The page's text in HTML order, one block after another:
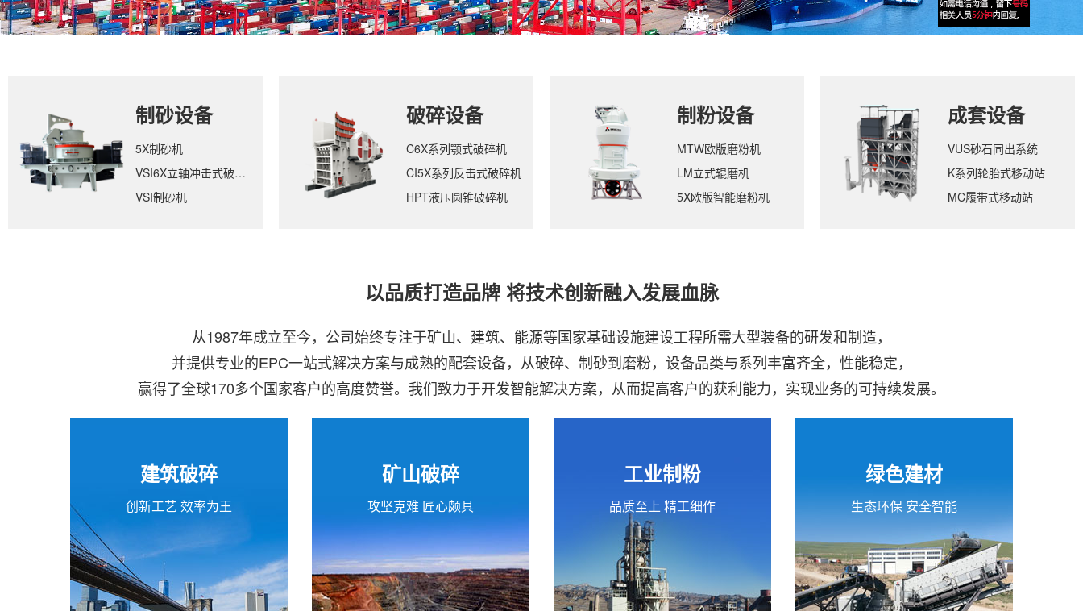
制砂设备
5X制砂机
VSI6X立轴冲击式破碎机
VSI制砂机
破碎设备
C6X系列颚式破碎机
CI5X系列反击式破碎机
HPT液压圆锥破碎机
制粉设备
MTW欧版磨粉机
LM立式辊磨机
5X欧版智能磨粉机
成套设备
VUS砂石同出系统
K系列轮胎式移动站
MC履带式移动站
以品质打造品牌 将技术创新融入发展血脉
从1987年成立至今，公司始终专注于矿山、建筑、能源等国家基础设施建设工程所需大型装备的研发和制造，
并提供专业的EPC一站式解决方案与成熟的配套设备，从破碎、制砂到磨粉，设备品类与系列丰富齐全，性能稳定，
赢得了全球170多个国家客户的高度赞誉。我们致力于开发智能解决方案，从而提高客户的获利能力，实现业务的可持续发展。
建筑破碎
创新工艺 效率为王
矿山破碎
攻坚克难 匠心颇具
工业制粉
品质至上 精工细作
绿色建材
生态环保 安全智能